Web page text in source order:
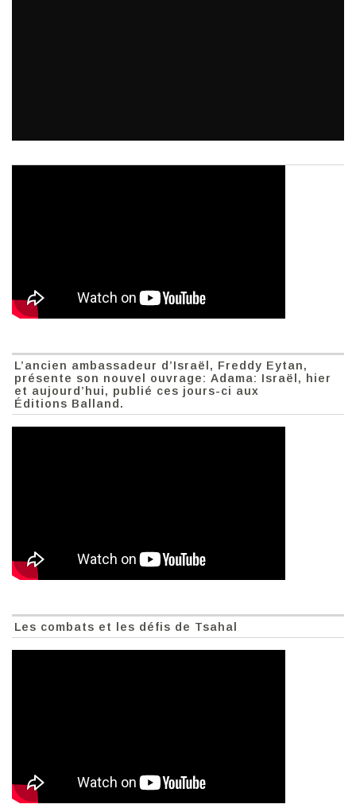
L’ancien ambassadeur d’Israël, Freddy Eytan,
présente son nouvel ouvrage: Adama: Israël, hier
et aujourd’hui, publié ces jours-ci aux
Éditions Balland.
Les combats et les défis de Tsahal